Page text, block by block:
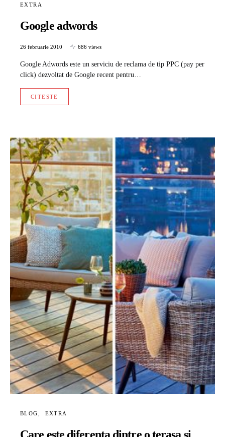
EXTRA
Google adwords
26 februarie 2010 686 views
Google Adwords este un serviciu de reclama de tip PPC (pay per
click) dezvoltat de Google recent pentru…
CITESTE
BLOG EXTRA